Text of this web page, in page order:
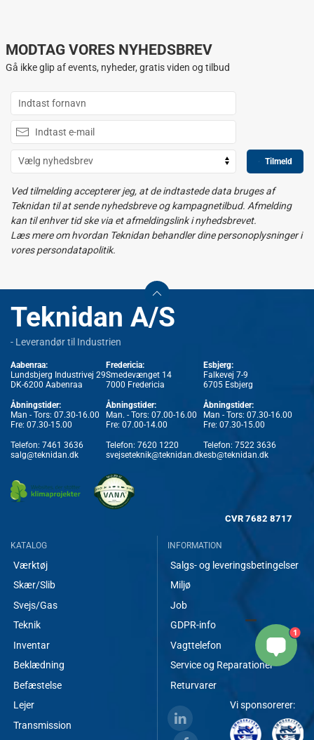
MODTAG VORES NYHEDSBREV
Gå ikke glip af events, nyheder, gratis viden og tilbud
Tilmeld
Ved tilmelding accepterer jeg, at de indtastede data bruges af
Teknidan til at sende nyhedsbreve og kampagnetilbud. Afmelding
kan til enhver tid ske via et afmeldingslink i nyhedsbrevet.
Læs mere om hvordan Teknidan behandler dine personoplysninger i
vores persondatapolitik.
Teknidan A/S
- Leverandør til Industrien
Aabenraa:
Lundsbjerg Industrivej 29
DK-6200 Aabenraa
Åbningstider:
Man - Tors: 07.30-16.00
Fre: 07.30-15.00
Telefon: 7461 3636
salg@teknidan.dk
Fredericia:
Smedevænget 14
7000 Fredericia
Åbningstider:
Man. - Tors: 07.00-16.00
Fre: 07.00-14.00
Telefon: 7620 1220
svejseteknik@teknidan.dk
Esbjerg:
Falkevej 7-9
6705 Esbjerg
Åbningstider:
Man - Tors: 07.30-16.00
Fre: 07.30-15.00
Telefon: 7522 3636
esb@teknidan.dk
CVR 7682 8717
KATALOG
Værktøj
Skær/Slib
Svejs/Gas
Teknik
Inventar
Beklædning
Befæstelse
Lejer
Transmission
INFORMATION
Salgs- og leveringsbetingelser
Miljø
Job
GDPR-info
Vagttelefon
Service og Reparationer
Returvarer
Vi sponsorerer:
1